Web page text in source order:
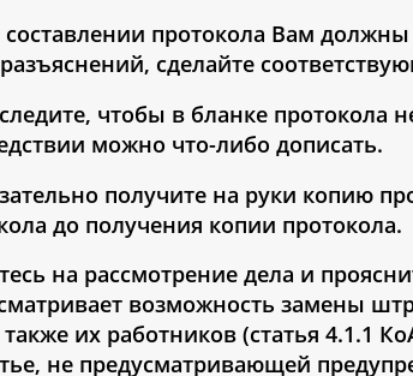
протокола Вам
сделайте
чтобы в бланке протокола
можно что-либо дописать.
получите на руки копию
до получения копии протокола.
на рассмотрение дела и
возможность замены
их работников (статья 4.1.1
не предусматривающей